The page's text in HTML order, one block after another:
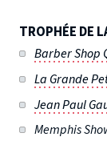
TROPHÉE DE
Barber Shop
La Grande
Jean Paul
Memphis